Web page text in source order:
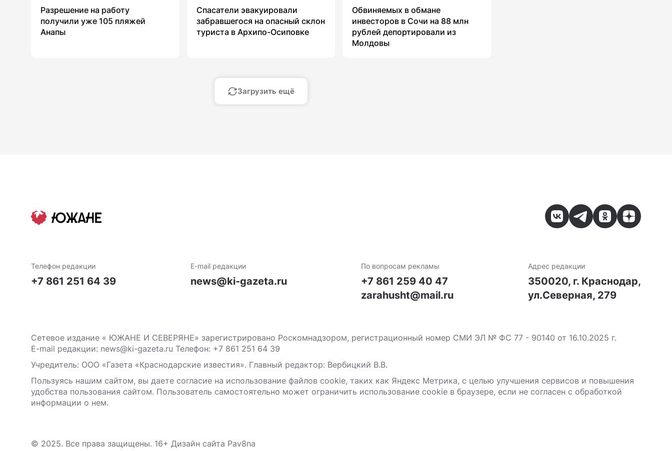
Разрешение на работу
получили уже 105 пляжей
Анапы
Спасатели эвакуировали
забравшегося на опасный склон
туриста в Архипо-Осиповке
Обвиняемых в обмане
инвесторов в Сочи на 88 млн
рублей депортировали из
Молдовы
Загрузить ещё
Телефон редакции
+7 861 251 64 39
E-mail редакции
news@ki-gazeta.ru
По вопросам рекламы
+7 861 259 40 47
zarahusht@mail.ru
Адрес редакции
350020, г. Краснодар,
ул.Северная, 279
Сетевое издание « ЮЖАНЕ И СЕВЕРЯНЕ» зарегистрировано Роскомнадзором, регистрационный номер СМИ ЭЛ № ФС 77 - 90140 от 16.10.2025 г.
E-mail редакции: news@ki-gazeta.ru Телефон: +7 861 251 64 39
Учредитель: ООО «Газета «Краснодарские известия». Главный редактор: Вербицкий В.В.
Пользуясь нашим сайтом, вы даете согласие на использование файлов сооkіе, таких как Яндекс Метрика, с целью улучшения сервисов и повышения
удобства пользования сайтом. Пользователь самостоятельно может ограничить использование сооkіе в браузере, если не согласен с обработкой
информации о нем.
© 2025. Все права защищены. 16+ Дизайн сайта Pav8na